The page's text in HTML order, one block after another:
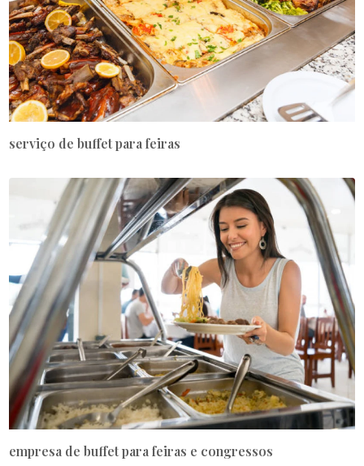
serviço de buffet para feiras
empresa de buffet para feiras e congressos